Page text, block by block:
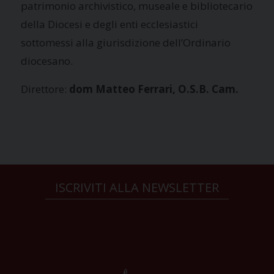
patrimonio archivistico, museale e bibliotecario
della Diocesi e degli enti ecclesiastici
sottomessi alla giurisdizione dell’Ordinario
diocesano.
Direttore: dom Matteo Ferrari, O.S.B. Cam.
ISCRIVITI ALLA NEWSLETTER